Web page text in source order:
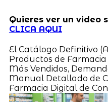
Quieres ver un video
CLICA AQUI
El Catálogo Definitivo
Productos de
Más Vendidos,
Manual Detallado de
Farmacia Digital de